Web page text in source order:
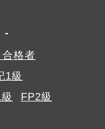
格者
1級
FP2級